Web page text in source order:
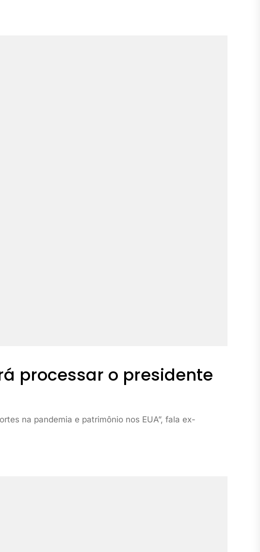
processar o presidente
na pandemia e patrimônio nos EUA”, fala ex-